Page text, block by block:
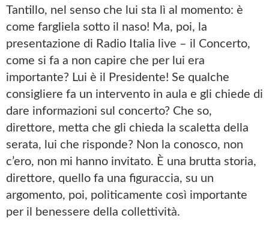
Tantillo, nel senso che lui sta lì al momento: è
come fargliela sotto il naso! Ma, poi, la
presentazione di Radio Italia live – il Concerto,
come si fa a non capire che per lui era
importante? Lui è il Presidente! Se qualche
consigliere fa un intervento in aula e gli chiede di
dare informazioni sul concerto? Che so,
direttore, metta che gli chieda la scaletta della
serata, lui che risponde? Non la conosco, non
c’ero, non mi hanno invitato. È una brutta storia,
direttore, quello fa una figuraccia, su un
argomento, poi, politicamente così importante
per il benessere della collettività.